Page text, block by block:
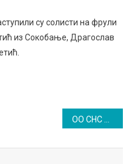
су солисти на фрули
из Сокобање, Драгослав